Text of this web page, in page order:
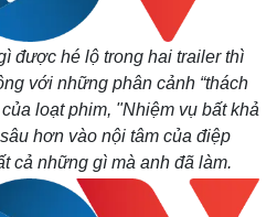
Thị trường
Giá vàng
Tiêu dùng
Tỷ giá
Chứng khoán
Giá cà phê
được hé lộ trong hai trailer thì
với những phân cảnh “thách
loạt phim, "Nhiệm vụ bất khả
hơn vào nội tâm của điệp
cả những gì mà anh đã làm.